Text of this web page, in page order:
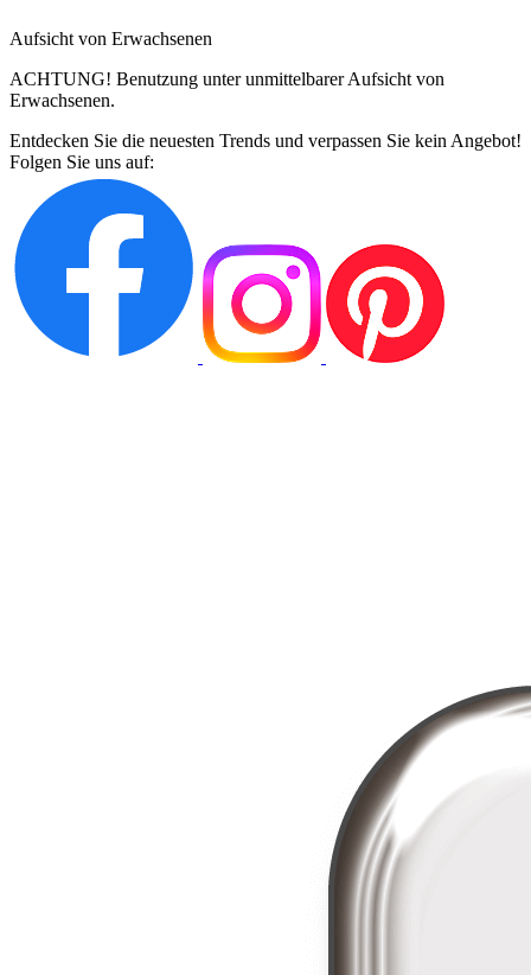
Aufsicht von Erwachsenen
ACHTUNG! Benutzung unter unmittelbarer Aufsicht von
Erwachsenen.
Entdecken Sie die neuesten Trends und verpassen Sie kein Angebot!
Folgen Sie uns auf: